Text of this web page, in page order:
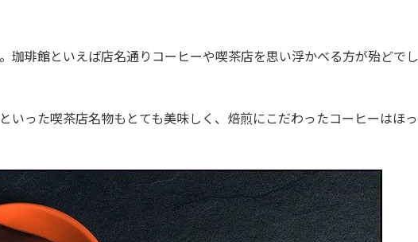
珈琲館といえば店名通りコーヒーや喫茶店を思い浮かべる方が殆どでし
いった喫茶店名物もとても美味しく、焙煎にこだわったコーヒーはほっ